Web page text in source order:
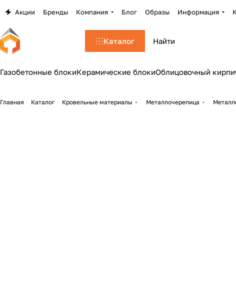
Акции Бренды Компания Блог Образы Информация
Каталог
Газобетонные блокиКерамические блокиОблицовочный
Главная Каталог Кровельные материалы Металлочерепица